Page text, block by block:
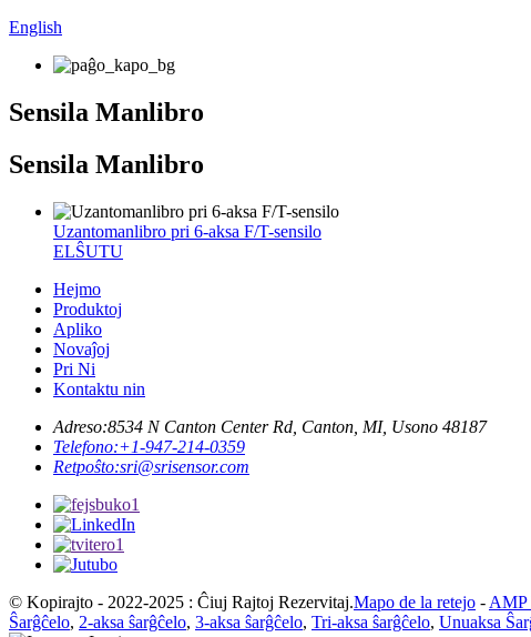
English
Sensila Manlibro
Sensila Manlibro
Uzantomanlibro pri 6-aksa F/T-sensilo
ELŜUTU
Hejmo
Produktoj
Apliko
Novaĵoj
Pri Ni
Kontaktu nin
Adreso:8534 N Canton Center Rd, Canton, MI, Usono 48187
Telefono:+1-947-214-0359
Retpoŝto:sri@srisensor.com
© Kopirajto - 2022-2025 : Ĉiuj Rajtoj Rezervitaj.Mapo de la retejo - AMP
Ŝarĝĉelo, 2-aksa ŝarĝĉelo, 3-aksa ŝarĝĉelo, Tri-aksa ŝarĝĉelo, Unuaksa